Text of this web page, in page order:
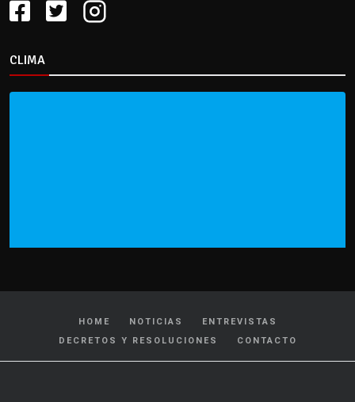
CLIMA
HOME NOTICIAS
ENTREVISTAS
DECRETOS Y RESOLUCIONES
CONTACTO